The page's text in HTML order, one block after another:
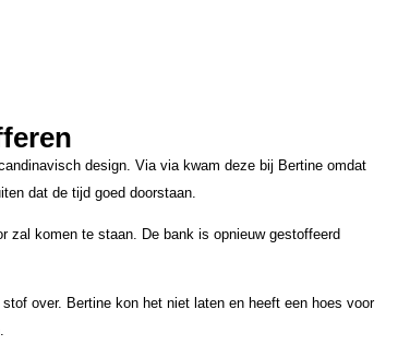
design. Via via kwam deze bij Bertine omdat
dat de tijd goed doorstaan.
zal komen te staan. De bank is opnieuw gestoffeerd
over. Bertine kon het niet laten en heeft een hoes voor